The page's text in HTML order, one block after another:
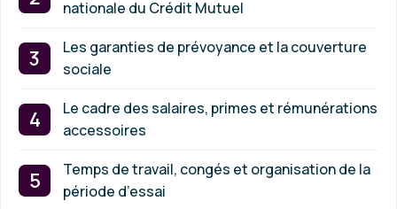
nationale du Crédit Mutuel
Les garanties de prévoyance et la couverture
sociale
Le cadre des salaires, primes et rémunérations
accessoires
Temps de travail, congés et organisation de la
période d’essai